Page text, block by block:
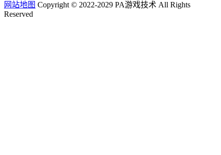
网站地图 Copyright © 2022-2029 PA游戏技术 All Rights
Reserved